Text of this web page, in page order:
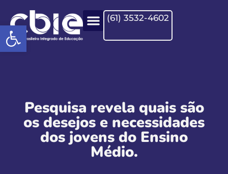
Open toolbar
(61) 3532-4602
Pesquisa revela quais são
os desejos e necessidades
dos jovens do Ensino
Médio.